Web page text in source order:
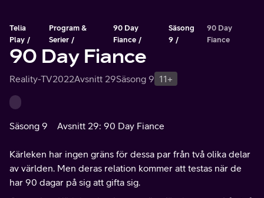
Telia
Play
Program &
Serier
90 Day
Fiance
Säsong
9
90 Day
Fiance
90 Day Fiance
Reality-TV2022Avsnitt 29Säsong 9 11+
Säsong 9 Avsnitt 29: 90 Day Fiance
Kärleken har ingen gräns för dessa par från två olika delar
av världen. Men deras relation kommer att testas när de
har 90 dagar på sig att gifta sig.